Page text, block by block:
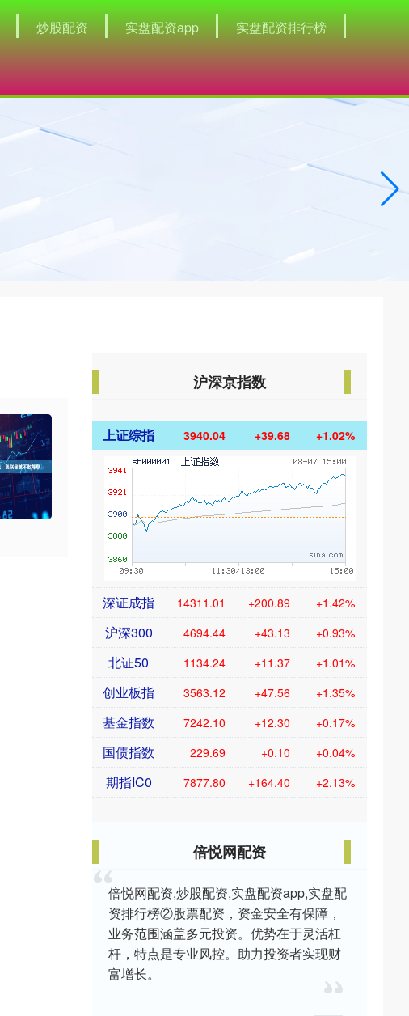
炒股配资 实盘配资app 实盘配资排行榜
沪深京指数
上证综指 3940.04 +39.68 +1.02%
深证成指 14311.01 +200.89 +1.42%
沪深300 4694.44 +43.13 +0.93%
北证50 1134.24 +11.37 +1.01%
创业板指 3563.12 +47.56 +1.35%
基金指数 7242.10 +12.30 +0.17%
国债指数 229.69 +0.10 +0.04%
期指IC0 7877.80 +164.40 +2.13%
倍悦网配资
倍悦网配资,炒股配资,实盘配资app,实盘配
资排行榜②股票配资，资金安全有保障，
业务范围涵盖多元投资。优势在于灵活杠
杆，特点是专业风控。助力投资者实现财
富增长。